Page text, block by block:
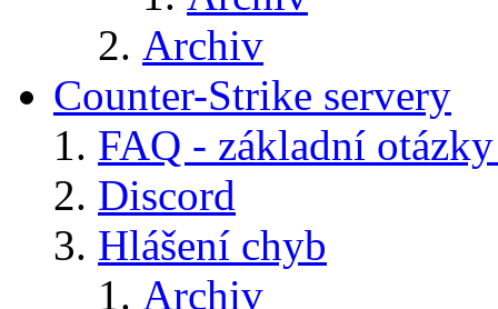
Archiv
Counter-Strike servery
FAQ - základní
Discord
Hlášení chyb
Archiv